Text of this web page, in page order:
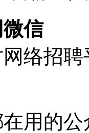
信
络招聘
用的公